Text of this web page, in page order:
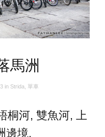
馬洲
in Strida 單車
桐河, 雙魚河, 上
邊境.